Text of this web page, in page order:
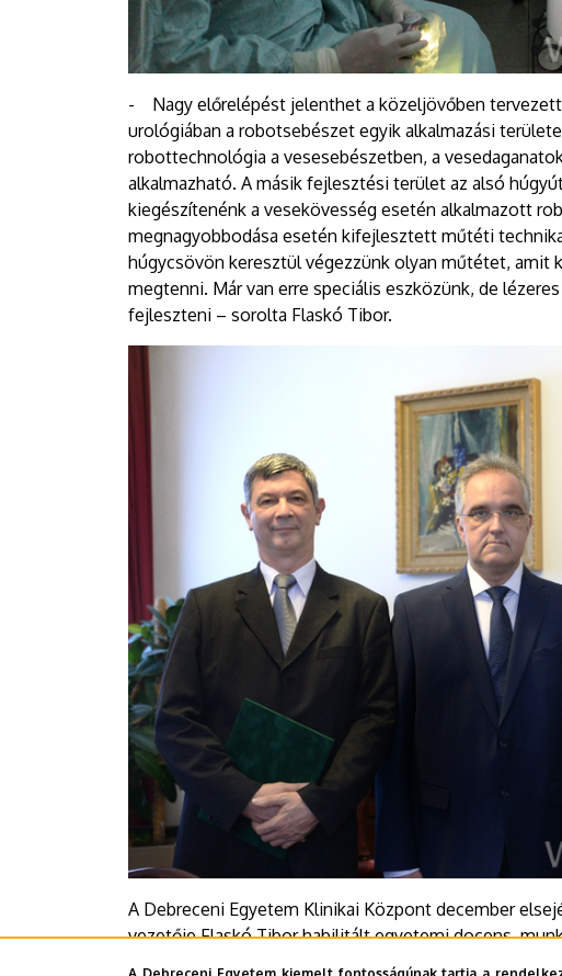
- Nagy előrelépést jelenthet a közeljövőben
urológiában a robotsebészet egyik alkalmazási
robottechnológia a vesesebészetben, a
alkalmazható. A másik fejlesztési terület az alsó
kiegészítenénk a vesekövesség esetén alkalmazott
megnagyobbodása esetén kifejlesztett műtéti
húgycsövön keresztül végezzünk olyan műtétet, amit
megtenni. Már van erre speciális eszközünk, de
fejleszteni – sorolta Flaskó Tibor.
A Debreceni Egyetem Klinikai Központ december
vezetője Flaskó Tibor habilitált egyetemi docens,
koordinátorként Szűcs Miklós klinikai főorvos segíti,